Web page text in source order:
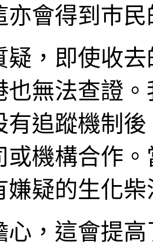
亦會得到巿
疑，即使收
也無法查證
有追蹤機制
或機構合作
嫌疑的生化
心，這會提